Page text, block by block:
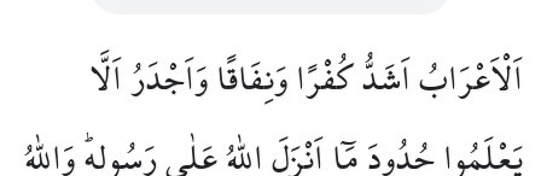
اَلْاَعْرَابُ اَشَدُّ كُفْرًا وَنِفَاقًا وَاَجْدَرُ اَلَّا
يَعْلَمُوا حُدُودَ مَٓا اَنْزَلَ اللّٰهُ عَلٰى رَسُولِه۪ۜ وَاللّٰهُ